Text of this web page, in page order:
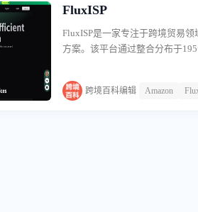
​FluxISP
FluxISP是一家专注于跨境贸易
方案。该平台通过整合分布于
球住宅IP代理展开，其IP资源池
络运营商直接分配，具备完整的
跨境百科编辑 Amazon